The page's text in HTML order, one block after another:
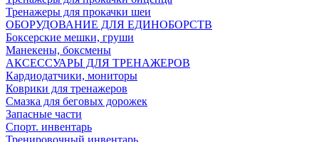
Тренажеры для прокачки шеи
ОБОРУДОВАНИЕ ДЛЯ ЕДИНОБОРСТВ
Боксерские мешки, груши
Манекены, боксмены
АКСЕССУАРЫ ДЛЯ ТРЕНАЖЕРОВ
Кардиодатчики, мониторы
Коврики для тренажеров
Смазка для беговых дорожек
Запасные части
Спорт. инвентарь
Тренировочный инвентарь